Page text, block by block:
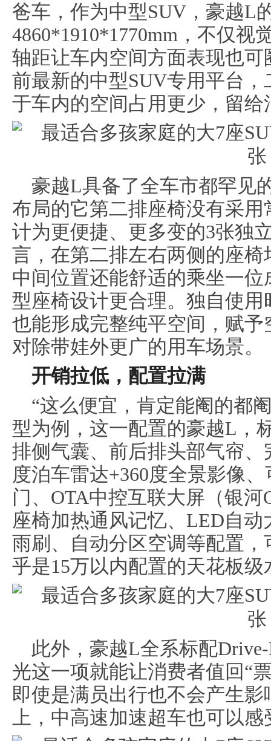
爸车，作为中型SUV，豪越L
4860*1910*1770mm，不仅视
轴距让车内空间方面表现也
前最新的中型SUV专用平台
于车内的空间占用更少，留
豪越L具备了全车市都罕见
布局的它第二排座椅没有采
计为更便捷、更多变的3张独
言，在第二排左右两侧的座
中间位置还能舒适的乘坐一
型座椅设计更合理。独自使
也能形成完整纯平空间，赋
对除带娃外更广的用车场景。
开销拉低，配置拉满
“这么便宜，肯定能阉的都
型为例，这一配置的豪越L，
排侧气囊、前后排头部气帘
度泊车雷达+360度全景影像
门、OTA中控互联大屏（银
座椅加热通风记忆、LED自
雨刷、自动分区空调等配置
乎是15万以内配置的天花板级
此外，豪越L全系标配
光这一项就能让消费者值回“
即使是满员出行也不会产生
上，中高速加速超车也可以